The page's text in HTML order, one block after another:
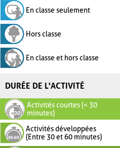
En classe seulement
Hors classe
En classe et hors classe
DURÉE DE L'ACTIVITÉ
Activités courtes (< 30
minutes)
Activités développées
(Entre 30 et 60 minutes)